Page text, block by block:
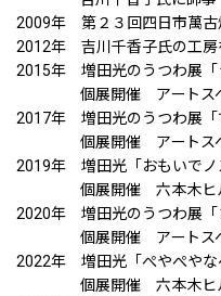
2009年 第２３回四日市萬
2012年 吉川千香子氏の工房
2015年 増田光のうつわ展
個展開催 アートスペ
2017年 増田光のうつわ展
個展開催 アートスペ
2019年 増田光「おもいでノ
個展開催 六本木ヒル
2020年 増田光のうつわ展
個展開催 アートスペ
2022年 増田光「ぺやぺやな
個展開催 六本木ヒル